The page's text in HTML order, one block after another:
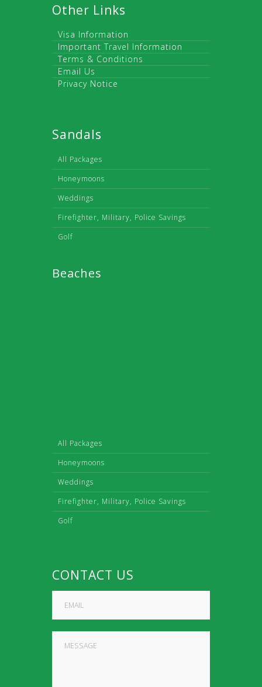
Other Links
Visa Information
Important Travel Information
Terms & Conditions
Email Us
Privacy Notice
Sandals
All Packages
Honeymoons
Weddings
Firefighter, Military, Police Savings
Golf
Beaches
All Packages
Honeymoons
Weddings
Firefighter, Military, Police Savings
Golf
CONTACT US